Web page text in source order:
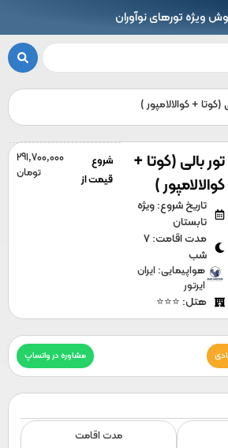
ویژه تورهای نوآوران
(کوتا + کوالالامپور )
تور بالی (کوتا +
کوالالامپور )
تاریخ شروع: ویژه
تابستان
مدت اقامت: 7
شب
هواپیمایی: ایران
ایرتور
هتل: ⭐⭐⭐
شروع
قیمت از
291,700,000
تومان
مشاوره در واتساپ
مدت اقامت